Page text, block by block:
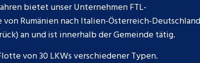
bietet unser Unternehmen FTL-
Rumänien nach Italien-Österreich-
an und ist innerhalb der Gemeinde tätig.
von 30 LKWs verschiedener Typen.